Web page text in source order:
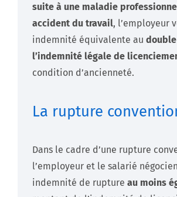
suite à une maladie
accident du travail, l’employeur
indemnité équivalente au
l’indemnité légale de
condition d’ancienneté.
La rupture
Dans le cadre d’une rupture
l’employeur et le salarié
indemnité de rupture au moins